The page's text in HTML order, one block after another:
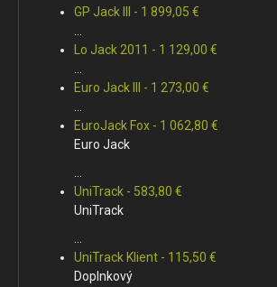
GP Jack III - 1 899,05 €
...
Lo Jack 2011 - 1 129,00 €
...
Euro Jack III - 1 273,00 €
...
EuroJack Fox - 1 062,80 €
Euro Jack
...
UniTrack - 583,80 €
UniTrack
...
UniTrack Klient - 115,50 €
Doplnkový